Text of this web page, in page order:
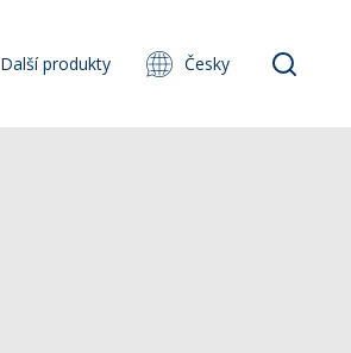
Další produkty Česky